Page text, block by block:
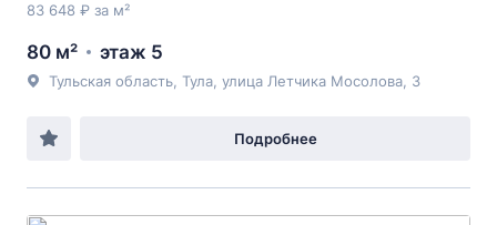
83 648 ₽ за м²
80 м² этаж 5
Тульская область, Тула, улица Летчика Мосолова, 3
Подробнее